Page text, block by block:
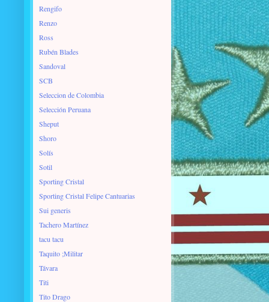
Rengifo
Renzo
Ross
Rubén Blades
Sandoval
SCB
Seleccion de Colombia
Selección Peruana
Sheput
Shoro
Solís
Sotil
Sporting Cristal
Sporting Cristal Felipe Cantuarias
Sui generis
Tachero Martínez
tacu tacu
Taquito ;Militar
Távara
Titi
Tito Drago